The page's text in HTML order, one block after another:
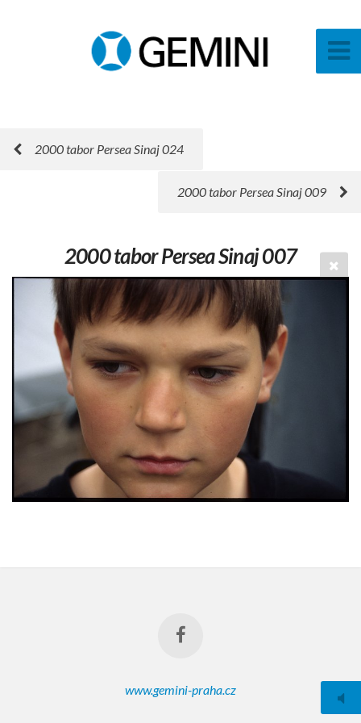
2000 tabor Persea Sinaj 024
2000 tabor Persea Sinaj 009
2000 tabor Persea Sinaj 007
www.gemini-praha.cz